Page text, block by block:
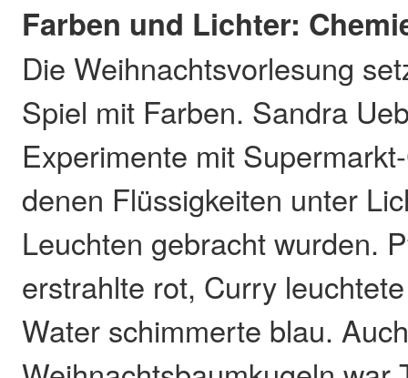
Farben und Lichter:
Die Weihnachtsvorlesung
Spiel mit Farben. Sandra
Experimente mit
denen Flüssigkeiten unter
Leuchten gebracht wurden.
erstrahlte rot, Curry
Water schimmerte blau.